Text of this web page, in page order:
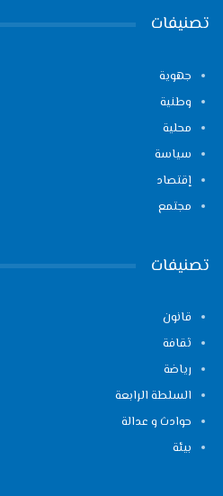
تصنيفات
جهوية
وطنية
محلية
سياسة
إقتصاد
مجتمع
تصنيفات
قانون
ثقافة
رياضة
السلطة الرابعة
حوادث و عدالة
بيئة